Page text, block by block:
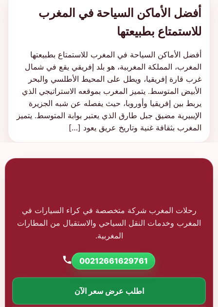
أفضل الأماكن السياحة في المغرب
للاستمتاع بطبيعتها
أفضل الأماكن السياحة في المغرب للاستمتاع بطبيعتها
المغرب، المملكة المغربية، هو بلد إفريقي يقع في شمال
غرب قارة إفريقيا، ويطل على المحيط الأطلسي والبحر
الأبيض المتوسط. يتميز المغرب بموقعه الاستراتيجي الذي
يربط بين إفريقيا وأوروبا، حيث يفصله عن شبه الجزيرة
الإيبيرية مضيق جبل طارق الذي يعتبر بوابة المتوسط. يتميز
المغرب بثقافة غنية وتاريخ عريق يعود […]
رحلات المغرب شركة متخصصة في كراء السيارات في
المغرب وخدمات النقل السياحي والاستقبال من المطارات
المغربية.
00212661629761
اطلب عرض سعر الآن